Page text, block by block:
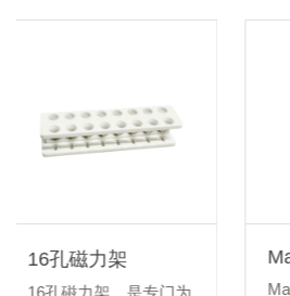
门为
Magneti-G Control
IgG Beads
Magneti-G Control IgG